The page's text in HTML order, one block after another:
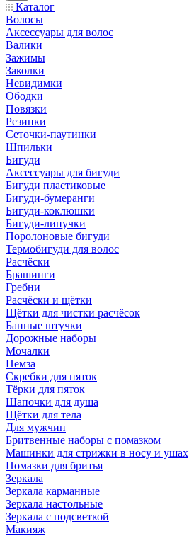
Каталог
Волосы
Аксессуары для волос
Валики
Зажимы
Заколки
Невидимки
Ободки
Повязки
Резинки
Сеточки-паутинки
Шпильки
Бигуди
Аксессуары для бигуди
Бигуди пластиковые
Бигуди-бумеранги
Бигуди-коклюшки
Бигуди-липучки
Поролоновые бигуди
Термобигуди для волос
Расчёски
Брашинги
Гребни
Расчёски и щётки
Щётки для чистки расчёсок
Банные штучки
Дорожные наборы
Мочалки
Пемза
Скребки для пяток
Тёрки для пяток
Шапочки для душа
Щётки для тела
Для мужчин
Бритвенные наборы с помазком
Машинки для стрижки в носу и ушах
Помазки для бритья
Зеркала
Зеркала карманные
Зеркала настольные
Зеркала с подсветкой
Макияж